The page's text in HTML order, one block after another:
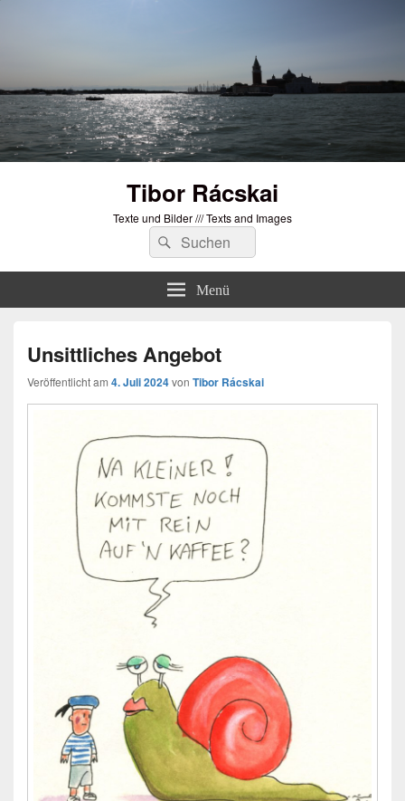
Tibor Rácskai
Texte und Bilder /// Texts and Images
Suchen
nach:
Suchen
Menü
Unsittliches Angebot
Veröffentlicht am 4. Juli 2024von Tibor Rácskai